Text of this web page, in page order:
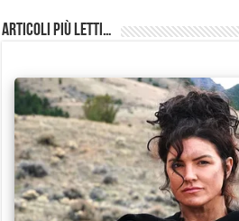
Articoli più Letti…